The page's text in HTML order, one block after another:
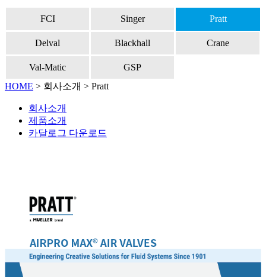
FCI Singer Pratt
Delval Blackhall Crane
Val-Matic
GSP
HOME > 회사소개 > Pratt
회사소개
제품소개
카달로그 다운로드